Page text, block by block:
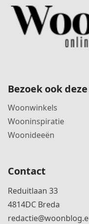
Bezoek ook
Woonwinkels
Wooninspiratie
Woonideeën
Contact
Reduitlaan 33
4814DC Breda